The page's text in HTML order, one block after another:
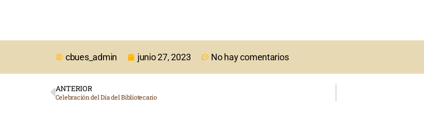
cbues_admin junio 27, 2023 No hay comentarios
ANTERIOR
Celebración del Día del Bibliotecario